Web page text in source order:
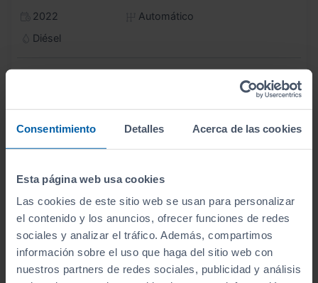
Consentimiento Detalles Acerca de las cookies
Esta página web usa cookies
Las cookies de este sitio web se usan para personalizar
el contenido y los anuncios, ofrecer funciones de redes
sociales y analizar el tráfico. Además, compartimos
información sobre el uso que haga del sitio web con
nuestros partners de redes sociales, publicidad y análisis
2022
Automático
Diésel